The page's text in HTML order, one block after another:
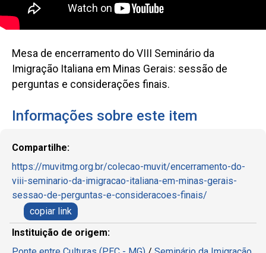
Mesa de encerramento do VIII Seminário da
Imigração Italiana em Minas Gerais: sessão de
perguntas e considerações finais.
Informações sobre este item
Compartilhe:
https://muvitmg.org.br/colecao-muvit/encerramento-do-
viii-seminario-da-imigracao-italiana-em-minas-gerais-
sessao-de-perguntas-e-consideracoes-finais/
copiar link
Instituição de origem: